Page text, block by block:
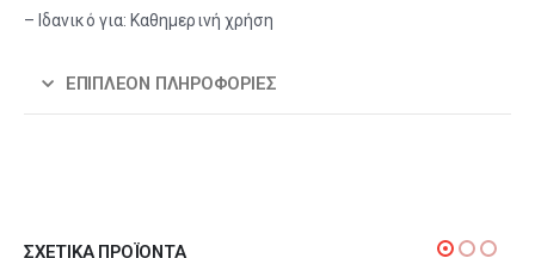
– Ιδανικό για: Καθημερινή χρήση
ΕΠΙΠΛΈΟΝ ΠΛΗΡΟΦΟΡΊΕΣ
ΣΧΕΤΙΚΆ ΠΡΟΪΌΝΤΑ